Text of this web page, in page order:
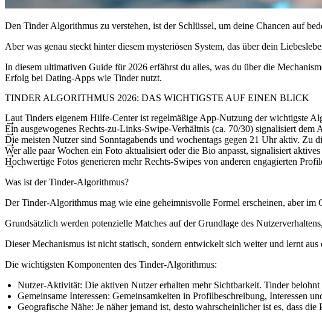
Den Tinder Algorithmus zu verstehen, ist der Schlüssel, um deine Chancen auf
Aber was genau steckt hinter diesem mysteriösen System, das über dein
In diesem ultimativen Guide für 2026 erfährst du alles, was du über die
Erfolg bei Dating-Apps wie Tinder nutzt.
TINDER ALGORITHMUS 2026: DAS WICHTIGSTE AUF EINEN BLICK
Laut Tinders eigenem Hilfe-Center ist regelmäßige App-Nutzung der wichtigste
Ein ausgewogenes Rechts-zu-Links-Swipe-Verhältnis (ca. 70/30) signalisiert dem
Die meisten Nutzer sind Sonntagabends und wochentags gegen 21 Uhr aktiv. Zu
Wer alle paar Wochen ein Foto aktualisiert oder die Bio anpasst, signalisiert
Hochwertige Fotos generieren mehr Rechts-Swipes von anderen engagierten
Was ist der Tinder-Algorithmus?
Der Tinder-Algorithmus mag wie eine geheimnisvolle Formel erscheinen, aber
Grundsätzlich werden potenzielle Matches auf der Grundlage des
Dieser Mechanismus ist nicht statisch, sondern entwickelt sich weiter und lernt
Die wichtigsten Komponenten des Tinder-Algorithmus:
Nutzer-Aktivität: Die aktiven Nutzer erhalten mehr Sichtbarkeit. Tinder
Gemeinsame Interessen: Gemeinsamkeiten in Profilbeschreibung, Interessen
Geografische Nähe: Je näher jemand ist, desto wahrscheinlicher ist es, dass